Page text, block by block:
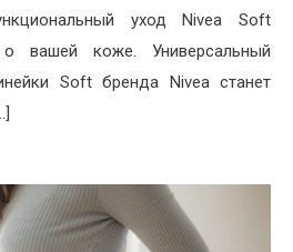
уход Nivea Soft
вашей коже. Универсальный
Soft бренда Nivea станет